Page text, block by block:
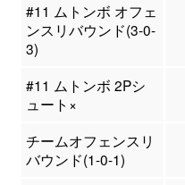
#11 ムトンボ オフェ
ンスリバウンド(3-0-
3)
#11 ムトンボ 2Pシ
ュート×
チームオフェンスリ
バウンド(1-0-1)